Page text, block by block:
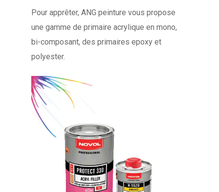
Pour apprêter, ANG peinture vous propose
une gamme de primaire acrylique en mono,
bi-composant, des primaires epoxy et
polyester.